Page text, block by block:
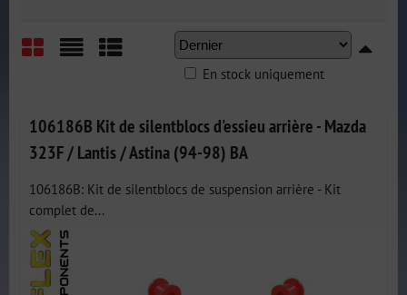
En stock uniquement
106186B Kit de silentblocs d'essieu arrière - Mazda
323F / Lantis / Astina (94-98) BA
106186B: Kit de silentblocs de suspension arrière - Kit
complet de...